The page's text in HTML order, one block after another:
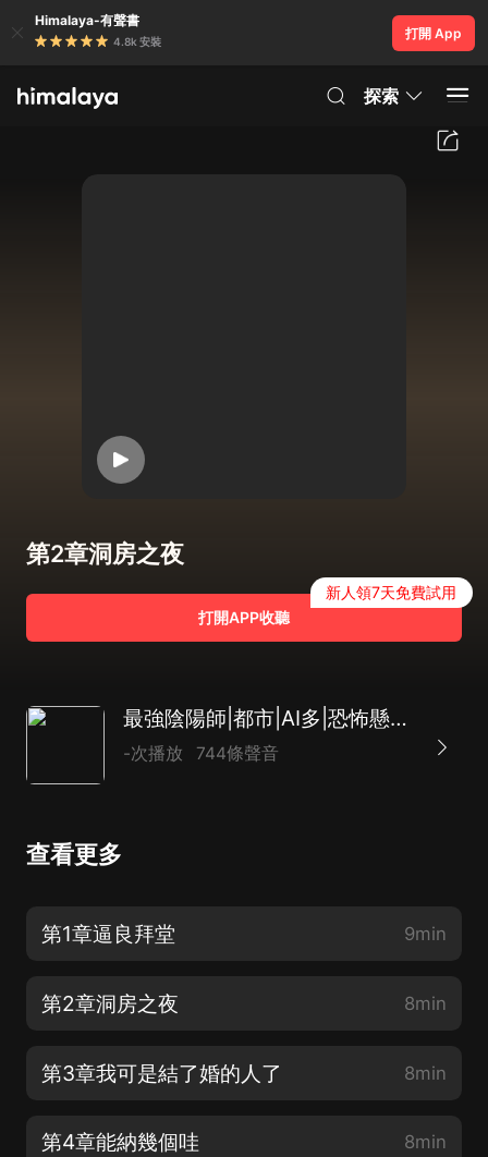
Himalaya-有聲書
4.8k 安裝
打開 App
探索
第2章洞房之夜
打開APP收聽
新人領7天免費試用
最強陰陽師|都市|AI多|恐怖懸疑|爽文|AI多播
-次播放 744條聲音
查看更多
第1章逼良拜堂 9min
第2章洞房之夜 8min
第3章我可是結了婚的人了 8min
第4章能納幾個哇 8min